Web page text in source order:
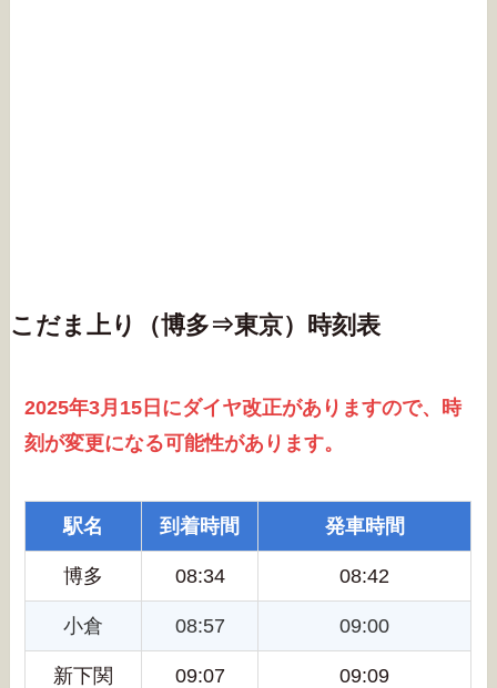
こだま上り（博多⇒東京）時刻表
2025年3月15日にダイヤ改正がありますので、時
刻が変更になる可能性があります。
駅名 到着時間 発車時間
博多 08:34 08:42
小倉 08:57 09:00
新下関 09:07 09:09